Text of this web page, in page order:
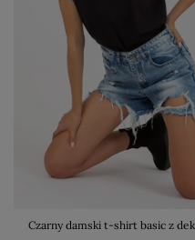
Czarny damski t-shirt basic z